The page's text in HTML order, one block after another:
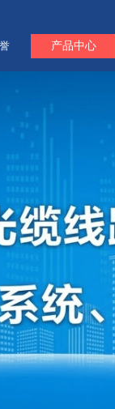
产品中心